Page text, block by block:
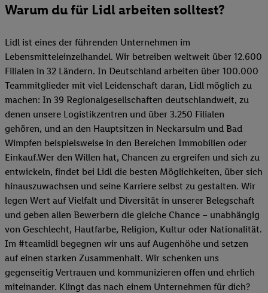
Warum du für Lidl arbeiten solltest?
Lidl ist eines der führenden Unternehmen im
Lebensmitteleinzelhandel. Wir betreiben weltweit über 12.600
Filialen in 32 Ländern. In Deutschland arbeiten über 100.000
Teammitglieder mit viel Leidenschaft daran, Lidl möglich zu
machen: In 39 Regionalgesellschaften deutschlandweit, zu
denen unsere Logistikzentren und über 3.250 Filialen
gehören, und an den Hauptsitzen in Neckarsulm und Bad
Wimpfen beispielsweise in den Bereichen Immobilien oder
Einkauf.Wer den Willen hat, Chancen zu ergreifen und sich zu
entwickeln, findet bei Lidl die besten Möglichkeiten, über sich
hinauszuwachsen und seine Karriere selbst zu gestalten. Wir
legen Wert auf Vielfalt und Diversität in unserer Belegschaft
und geben allen Bewerbern die gleiche Chance – unabhängig
von Geschlecht, Hautfarbe, Religion, Kultur oder Nationalität.
Im #teamlidl begegnen wir uns auf Augenhöhe und setzen
auf einen starken Zusammenhalt. Wir schenken uns
gegenseitig Vertrauen und kommunizieren offen und ehrlich
miteinander. Klingt das nach einem Unternehmen für dich?